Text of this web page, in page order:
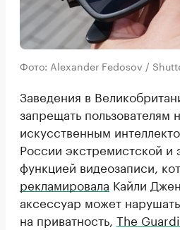
Фото: Alexander Fedosov /
Заведения в
запрещать пользователям
искусственным
России экстремистской и
функцией видеозаписи,
рекламировала Кайли
аксессуар может
на приватность, The